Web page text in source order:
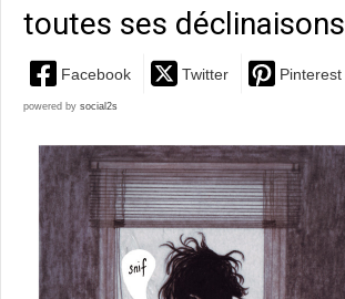
toutes ses déclinaisons
Facebook Twitter Pinterest
powered by social2s